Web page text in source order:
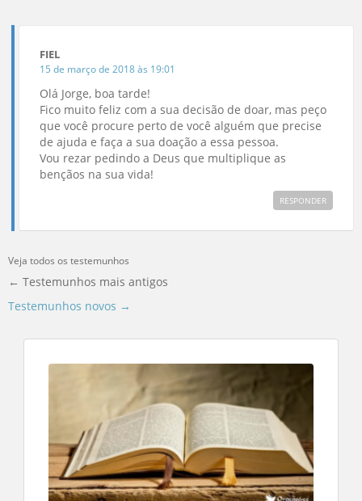
FIEL
15 de março de 2018 às 19:01
Olá Jorge, boa tarde!
Fico muito feliz com a sua decisão de doar, mas peço
que você procure perto de você alguém que precise
de ajuda e faça a sua doação a essa pessoa.
Vou rezar pedindo a Deus que multiplique as
bençãos na sua vida!
RESPONDER
Veja todos os testemunhos
← Testemunhos mais antigos
Testemunhos novos →